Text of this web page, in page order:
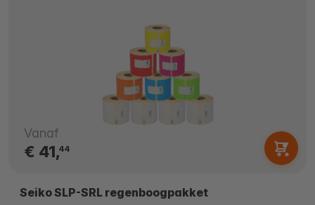
Vanaf
€ 41,44
Seiko SLP-SRL regenboogpakket